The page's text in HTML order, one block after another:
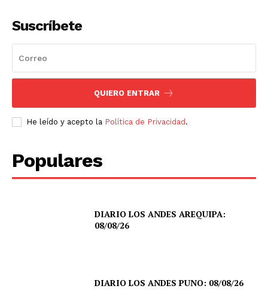
Suscríbete
QUIERO ENTRAR
He leído y acepto la Política de Privacidad.
Populares
DIARIO LOS ANDES AREQUIPA:
08/08/26
DIARIO LOS ANDES PUNO: 08/08/26